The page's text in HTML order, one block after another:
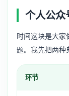
个人公众
时间这块是大家
题。我先把两种
环节